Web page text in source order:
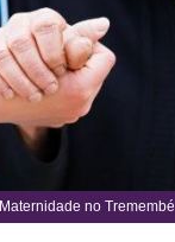
no Tremembé